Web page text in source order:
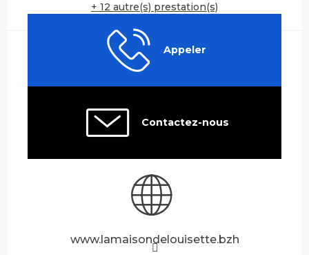
+ 12 autre(s) prestation(s)
Appeler
Contactez-nous
www.lamaisondelouisette.bzh